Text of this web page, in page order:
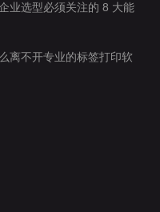
业选型必须关注的 8 大能
离不开专业的标签打印软